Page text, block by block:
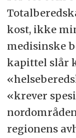
kost, ikke
medisinske
kapittel slår
«krever
regionens